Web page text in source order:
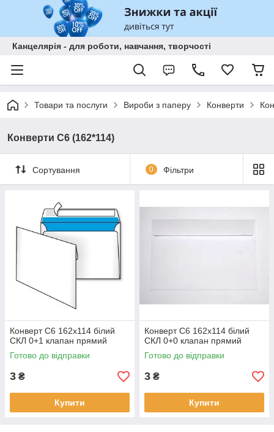
Канцелярія - для роботи, навчання, творчості
Товари та послуги Вироби з паперу Конверти
Конверти C6 (162*114)
Сортування 0 Фільтри
Конверт C6 162х114 білий
СКЛ 0+1 клапан прямий
Готово до відправки
3 ₴
Купити
Конверт C6 162х114 білий
СКЛ 0+0 клапан прямий
Готово до відправки
3 ₴
Купити